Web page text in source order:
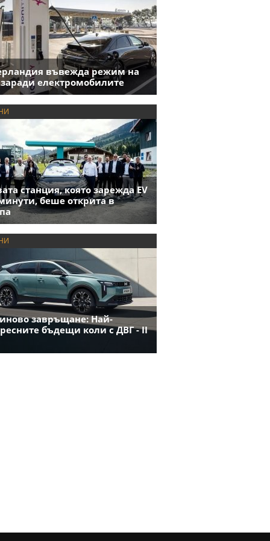
въвежда режим на
заради електромобилите
станция, която зарежда EV
беше открита в
завръщане: Най-
бъдещи коли с ДВГ - II